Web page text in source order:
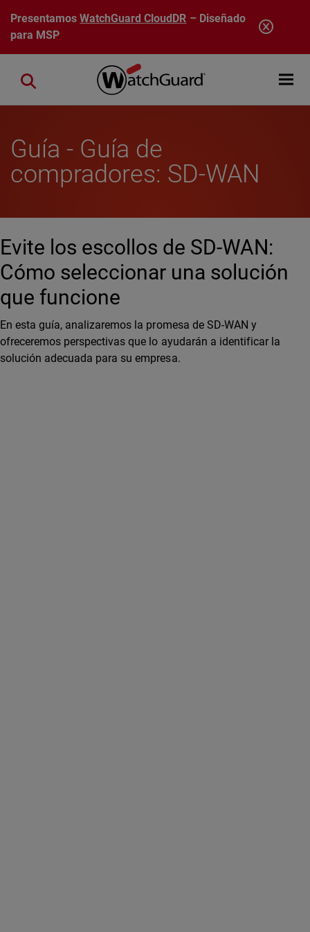
Pasar al contenido principal
PresentamosWatchGuard CloudDR – Diseñado
para MSP
Open
Close search
Guía - Guía de
compradores: SD-WAN
Evite los escollos de SD-WAN:
Cómo seleccionar una solución
que funcione
En esta guía, analizaremos la promesa de SD-WAN y
ofreceremos perspectivas que lo ayudarán a identificar la
solución adecuada para su empresa.